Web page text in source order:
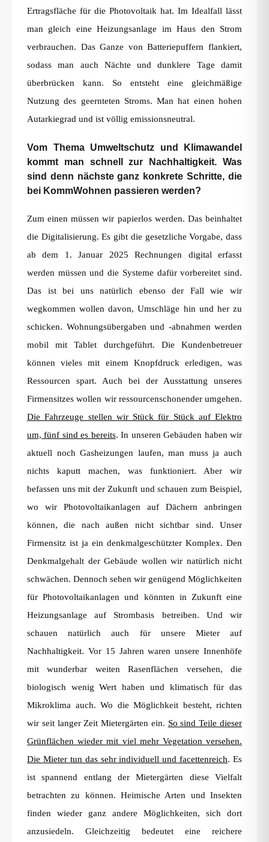
Ertragsfläche für die Photovoltaik hat. Im Idealfall lässt
man gleich eine Heizungsanlage im Haus den Strom
verbrauchen. Das Ganze von Batteriepuffern flankiert,
sodass man auch Nächte und dunklere Tage damit
überbrücken kann. So entsteht eine gleichmäßige
Nutzung des geernteten Stroms. Man hat einen hohen
Autarkiegrad und ist völlig emissionsneutral.
Vom Thema Umweltschutz und Klimawandel
kommt man schnell zur Nachhaltigkeit. Was
sind denn nächste ganz konkrete Schritte, die
bei KommWohnen passieren werden?
Zum einen müssen wir papierlos werden. Das beinhaltet
die Digitalisierung. Es gibt die gesetzliche Vorgabe, dass
ab dem 1. Januar 2025 Rechnungen digital erfasst
werden müssen und die Systeme dafür vorbereitet sind.
Das ist bei uns natürlich ebenso der Fall wie wir
wegkommen wollen davon, Umschläge hin und her zu
schicken. Wohnungsübergaben und -abnahmen werden
mobil mit Tablet durchgeführt. Die Kundenbetreuer
können vieles mit einem Knopfdruck erledigen, was
Ressourcen spart. Auch bei der Ausstattung unseres
Firmensitzes wollen wir ressourcenschonender umgehen.
Die Fahrzeuge stellen wir Stück für Stück auf Elektro
um, fünf sind es bereits. In unseren Gebäuden haben wir
aktuell noch Gasheizungen laufen, man muss ja auch
nichts kaputt machen, was funktioniert. Aber wir
befassen uns mit der Zukunft und schauen zum Beispiel,
wo wir Photovoltaikanlagen auf Dächern anbringen
können, die nach außen nicht sichtbar sind. Unser
Firmensitz ist ja ein denkmalgeschützter Komplex. Den
Denkmalgehalt der Gebäude wollen wir natürlich nicht
schwächen. Dennoch sehen wir genügend Möglichkeiten
für Photovoltaikanlagen und könnten in Zukunft eine
Heizungsanlage auf Strombasis betreiben. Und wir
schauen natürlich auch für unsere Mieter auf
Nachhaltigkeit. Vor 15 Jahren waren unsere Innenhöfe
mit wunderbar weiten Rasenflächen versehen, die
biologisch wenig Wert haben und klimatisch für das
Mikroklima auch. Wo die Möglichkeit besteht, richten
wir seit langer Zeit Mietergärten ein. So sind Teile dieser
Grünflächen wieder mit viel mehr Vegetation versehen.
Die Mieter tun das sehr individuell und facettenreich. Es
ist spannend entlang der Mietergärten diese Vielfalt
betrachten zu können. Heimische Arten und Insekten
finden wieder ganz andere Möglichkeiten, sich dort
anzusiedeln. Gleichzeitig bedeutet eine reichere